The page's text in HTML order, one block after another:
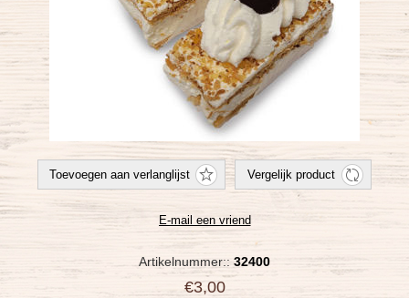
Artikelnummer:: 32400
€3,00